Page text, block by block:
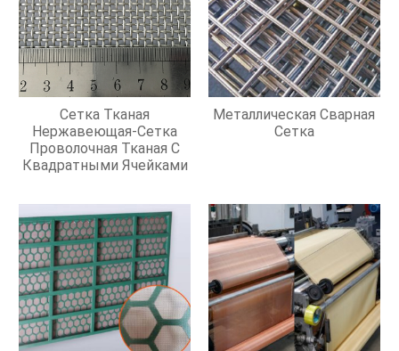
Сетка Тканая
Нержавеющая-Сетка
Проволочная Тканая С
Квадратными Ячейками
Металлическая Сварная
Сетка